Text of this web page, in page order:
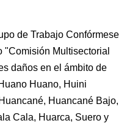
de Trabajo Confórmese
"Comisión Multisectorial
daños en el ámbito de
Huano, Huini
Huancané Bajo,
Cala, Huarca, Suero y